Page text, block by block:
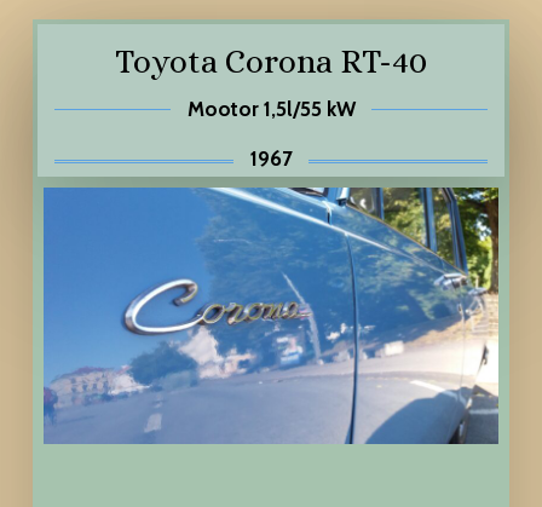
Toyota Corona RT-40
Mootor 1,5l/55 kW
1967